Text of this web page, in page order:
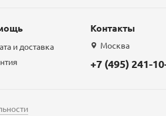
и доставка
Контакты
Москва
+7 (495) 241-